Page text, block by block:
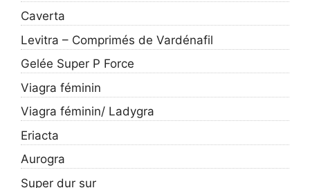
Caverta
Levitra – Comprimés de Vardénafil
Gelée Super P Force
Viagra féminin
Viagra féminin/ Ladygra
Eriacta
Aurogra
Super dur sur